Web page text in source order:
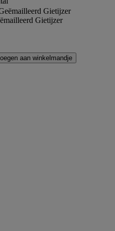
Gietijzer
aan winkelmandje